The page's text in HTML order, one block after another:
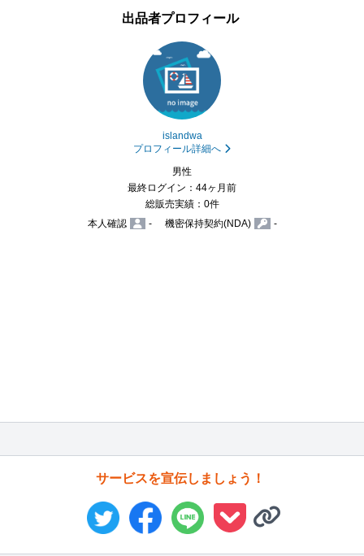
出品者プロフィール
islandwa
プロフィール詳細へ
男性
最終ログイン：44ヶ月前
総販売実績：0件
本人確認
- 機密保持契約(NDA) -
サービスを宣伝しましょう！